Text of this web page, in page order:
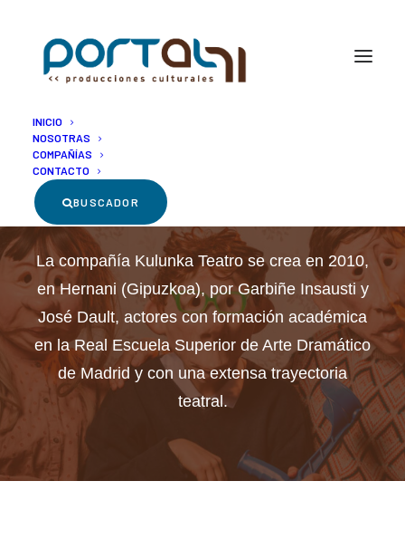
INICIO
NOSOTRAS
COMPAÑÍAS
CONTACTO
BUSCADOR
Kulunka Teatro
La compañía Kulunka Teatro se crea en 2010,
en Hernani (Gipuzkoa), por Garbiñe Insausti y
José Dault, actores con formación académica
en la Real Escuela Superior de Arte Dramático
de Madrid y con una extensa trayectoria
teatral.